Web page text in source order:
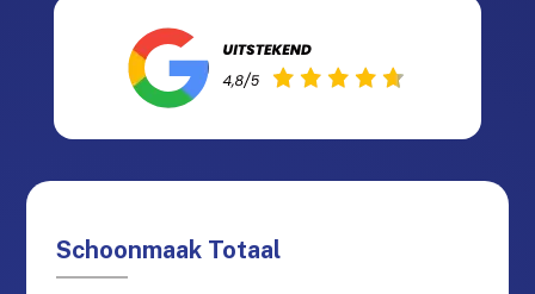
Schoonmaak Totaal